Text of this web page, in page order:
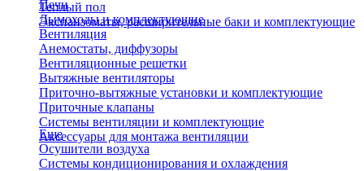
Теплый пол
Экспанзоматы, расширительные баки и комплектующие
Печи
Дымоходы и комплектующие
Вентиляция
Анемостаты, диффузоры
Вентиляционные решетки
Вытяжные вентиляторы
Приточно-вытяжные установки и комплектующие
Приточные клапаны
Системы вентиляции и комплектующие
Аксессуары для монтажа вентиляции
Еще
Осушители воздуха
Системы кондиционирования и охлаждения